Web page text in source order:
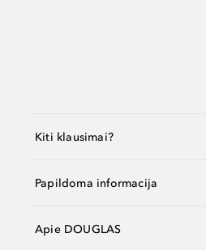
Kiti klausimai?
Papildoma informacija
Apie DOUGLAS